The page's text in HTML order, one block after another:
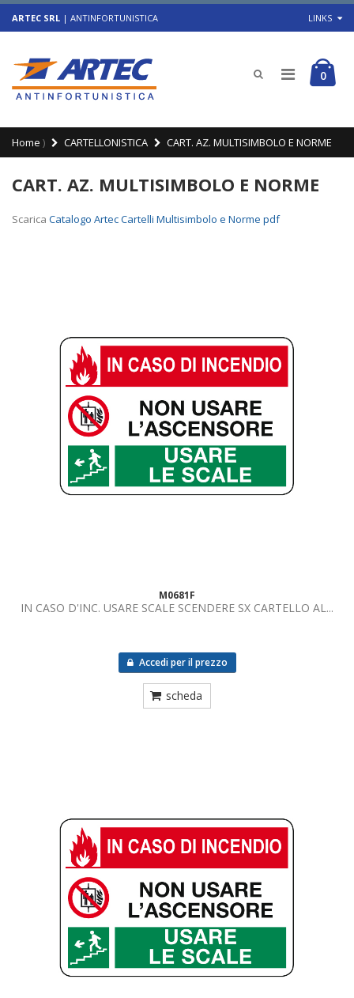
ARTEC SRL | ANTINFORTUNISTICA LINKS
0
Home ) CARTELLONISTICA CART. AZ. MULTISIMBOLO E NORME
CART. AZ. MULTISIMBOLO E NORME
Scarica Catalogo Artec Cartelli Multisimbolo e Norme pdf
M0681F
IN CASO D'INC. USARE SCALE SCENDERE SX CARTELLO AL...
Accedi per il prezzo
scheda